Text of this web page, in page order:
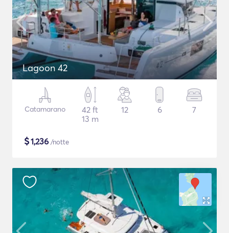
Lagoon 42
Catamarano
42 ft
13 m
12 6 7
$1,236 /notte